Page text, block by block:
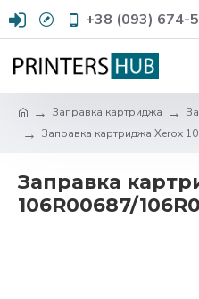
+38 (093) 674-
Заправка картриджа
Заправка картриджа Xerox
Заправка
106R00687/